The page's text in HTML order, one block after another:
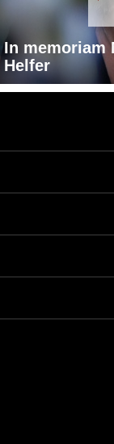
In memoriam
Helfer